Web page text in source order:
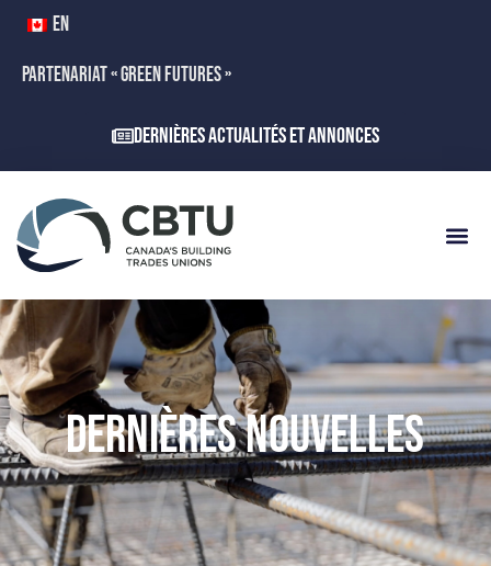
EN
PARTENARIAT « GREEN FUTURES »
Dernières actualités et annonces
DERNIÈRES NOUVELLES